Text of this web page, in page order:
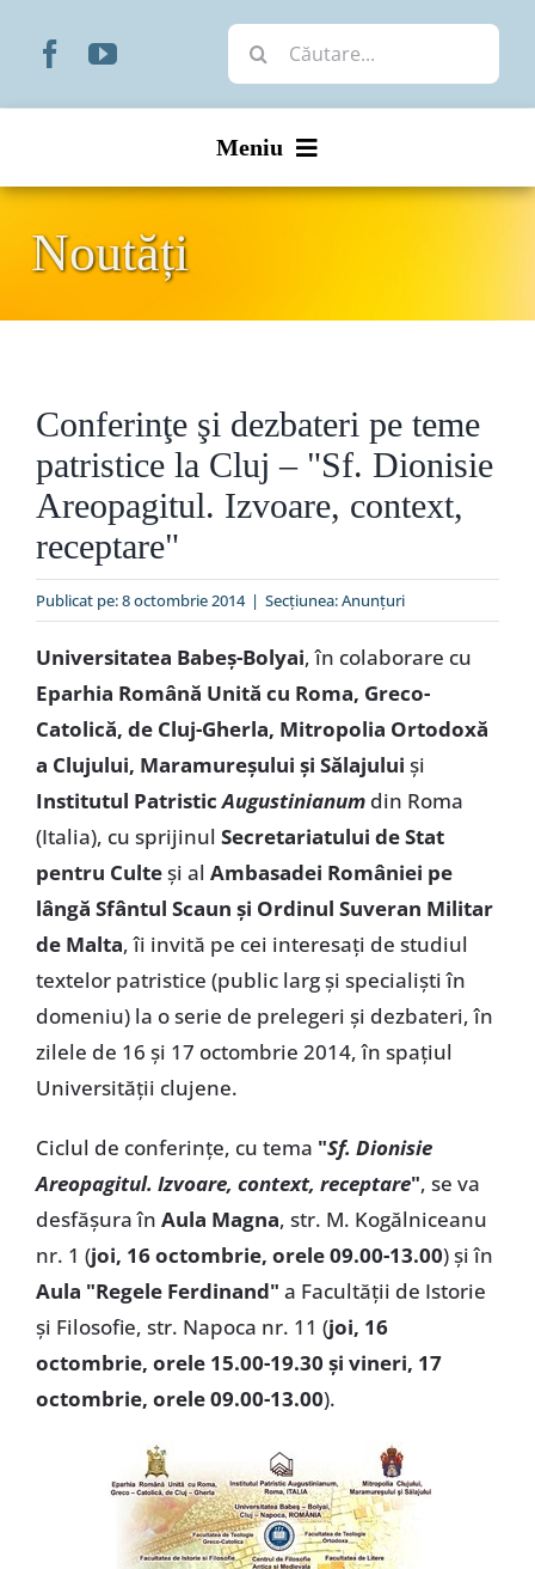
Cautare...
Meniu
Organizare
Liturgic
Special
Noutăți
Conferinţe şi dezbateri pe teme
patristice la Cluj – "Sf. Dionisie
Areopagitul. Izvoare, context,
receptare"
Publicat pe: 8 octombrie 2014 | Secțiunea:Anunţuri
Universitatea Babeş-Bolyai, în colaborare cu
Eparhia Română Unită cu Roma, Greco-
Catolică, de Cluj-Gherla, Mitropolia Ortodoxă
a Clujului, Maramureşului şi Sălajului şi
Institutul PatristicAugustinianum din Roma
(Italia), cu sprijinul Secretariatului de Stat
pentru Culteşi al Ambasadei României pe
lângă Sfântul Scaun şi Ordinul Suveran Militar
de Malta, îi invită pe cei interesaţi de studiul
textelor patristice (public larg şi specialişti în
domeniu) la o serie de prelegeri şi dezbateri, în
zilele de 16 şi 17 octombrie 2014, în spaţiul
Universităţii clujene.
Ciclul de conferinţe, cu tema "Sf. Dionisie
Areopagitul. Izvoare, context, receptare", se va
desfăşura în Aula Magna, str. M. Kogălniceanu
nr. 1 (joi, 16 octombrie, orele 09.00-13.00) şi în
Aula "Regele Ferdinand" a Facultăţii de Istorie
şi Filosofie, str. Napoca nr. 11 (joi, 16
octombrie, orele 15.00-19.30 şi vineri, 17
octombrie, orele 09.00-13.00).